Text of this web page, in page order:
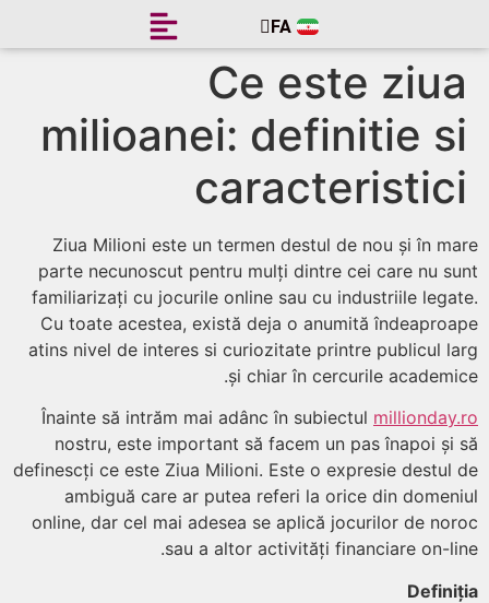
FA
EN
Ce este
milioanei: definitie
Ziua Milioni este un termen destul de nou și în
parte necunoscut pentru mulți dintre cei care nu
familiarizați cu jocurile online sau cu industriile
Cu toate acestea, există deja o anumită
atins nivel de interes si curiozitate printre publicul
și chiar în cercurile
Înainte să intrăm mai adânc în subiectul
nostru, este important să facem un pas înapoi
definescți ce este Ziua Milioni. Este o expresie destul
ambiguă care ar putea referi la orice din
online, dar cel mai adesea se aplică jocurilor de
sau a altor activități financiare on-